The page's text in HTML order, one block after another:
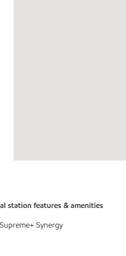
station features & amenities
Synergy